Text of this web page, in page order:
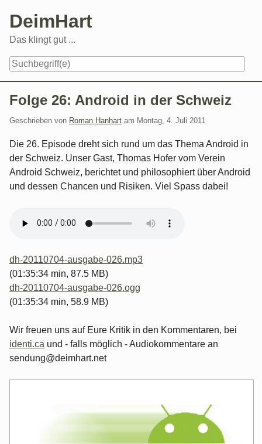
content
DeimHart
Das klingt gut ...
Folge 26: Android in der Schweiz
Geschrieben von Roman Hanhart am Montag, 4. Juli 2011
Die 26. Episode dreht sich rund um das Thema Android in
der Schweiz. Unser Gast, Thomas Hofer vom Verein
Android Schweiz, berichtet und philosophiert über Android
und dessen Chancen und Risiken. Viel Spass dabei!
dh-20110704-ausgabe-026.mp3
(01:35:34 min, 87.5 MB)
dh-20110704-ausgabe-026.ogg
(01:35:34 min, 58.9 MB)
Wir freuen uns auf Eure Kritik in den Kommentaren, bei
identi.ca und - falls möglich - Audiokommentare an
sendung@deimhart.net